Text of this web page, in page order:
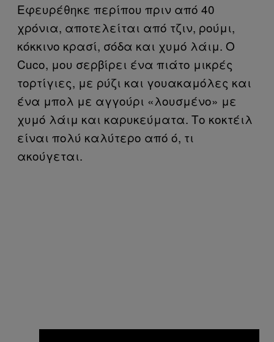
Εφευρέθηκε περίπου πριν από 40
χρόνια, αποτελείται από τζιν, ρούμι,
κόκκινο κρασί, σόδα και χυμό λάιμ. Ο
Cuco, μου σερβίρει ένα πιάτο μικρές
τορτίγιες, με ρύζι και γουακαμόλες και
ένα μπολ με αγγούρι «λουσμένο» με
χυμό λάιμ και καρυκεύματα. Το κοκτέιλ
είναι πολύ καλύτερο από ό, τι
ακούγεται.